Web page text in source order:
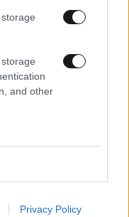
and other
Privacy Policy
Μπούκουρας